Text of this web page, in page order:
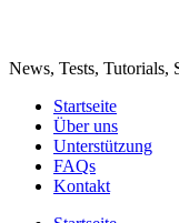
News, Tests, Tutorials,
Startseite
Über uns
Unterstützung
FAQs
Kontakt